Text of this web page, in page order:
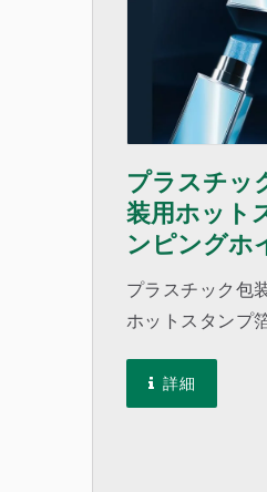
プラスチッ
装用ホット
ンピングホ
プラスチック包
ホットスタンプ
まなプラスチッ
への良好な接着
詳細